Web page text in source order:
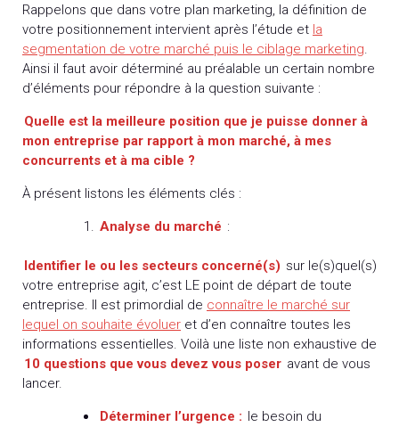
Rappelons que dans votre plan marketing, la définition de
votre positionnement intervient après l’étude et la
segmentation de votre marché puis le ciblage marketing.
Ainsi il faut avoir déterminé au préalable un certain nombre
d’éléments pour répondre à la question suivante :
Quelle est la meilleure position que je puisse donner à
mon entreprise par rapport à mon marché, à mes
concurrents et à ma cible ?
À présent listons les éléments clés :
Analyse du marché :
Identifier le ou les secteurs concerné(s) sur le(s)quel(s)
votre entreprise agit, c’est LE point de départ de toute
entreprise. Il est primordial de connaître le marché sur
lequel on souhaite évoluer et d’en connaître toutes les
informations essentielles. Voilà une liste non exhaustive de
10 questions que vous devez vous poser avant de vous
lancer.
Déterminer l’urgence : le besoin du